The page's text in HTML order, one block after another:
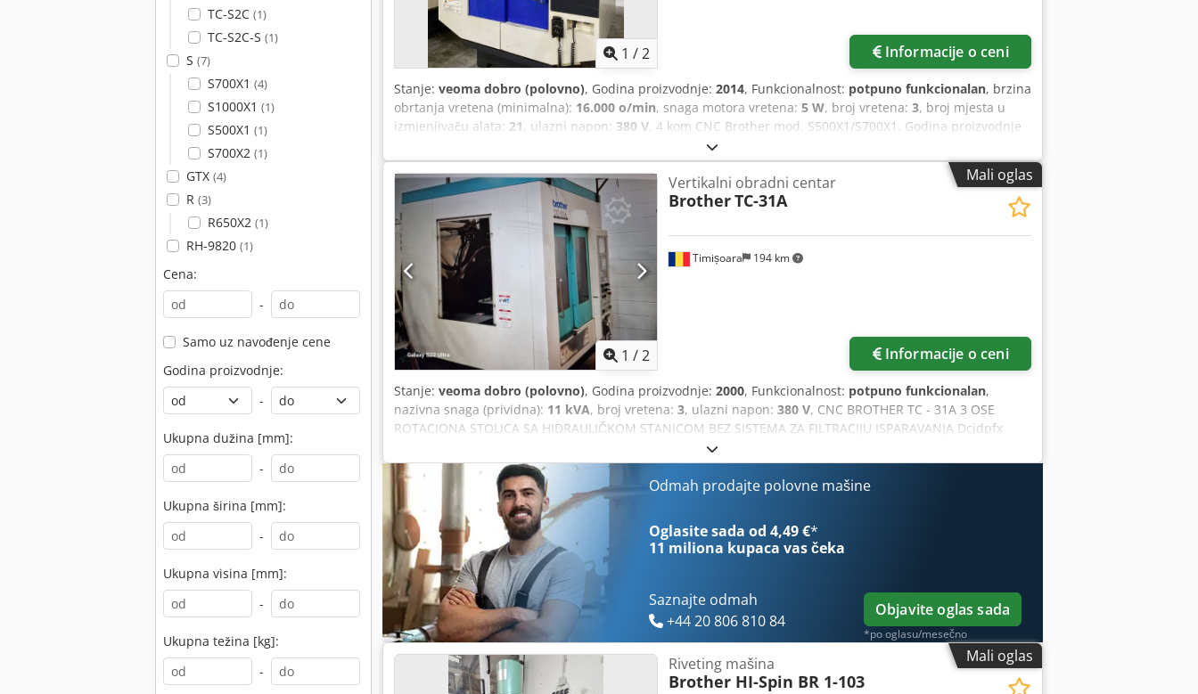
TC-S2C (1)
TC-S2C-S (1)
S (7)
S700X1 (4)
S1000X1 (1)
S500X1 (1)
S700X2 (1)
GTX (4)
R (3)
R650X2 (1)
RH-9820 (1)
Cena:
-
Samo uz navođenje cene
Godina proizvodnje:
-
Ukupna dužina [mm]:
-
Ukupna širina [mm]:
-
Ukupna visina [mm]:
-
Ukupna težina [kg]:
-
1 /2 Informacije o ceni
Stanje: veoma dobro (polovno), Godina proizvodnje: 2014, Funkcionalnost: potpuno funkcionalan, brzina
obrtanja vretena (minimalna): 16.000 o/min, snaga motora vretena: 5 W, broj vretena: 3, broj mjesta u
izmjenjivaču alata: 21, ulazni napon: 380 V, 4 kom CNC Brother mod. S500X1/S700X1. Godina proizvodnje
2014 1 KOM SA 3 OSE 1 KOM SA 4 OSE SA HIDRAULIČNOM STANICOM BEZ SISTEMA ZA FILTRACIJU
ISPARAVANJA Dcsdpfx Aeyap R Dsidsk 1 KOM SA 4 OSE SA HIDRAULIČNOM STANICOM SA SISTEMOM ZA
FILTRACIJU ISPARAVANJA
Mali oglas
1 /2
Timișoara 194 km
Vertikalni obradni centar
BrotherTC-31A
Informacije o ceni
Stanje: veoma dobro (polovno), Godina proizvodnje: 2000, Funkcionalnost: potpuno funkcionalan,
nazivna snaga (prividna): 11 kVA, broj vretena: 3, ulazni napon: 380 V, CNC BROTHER TC - 31A 3 OSE
ROTACIONA STOLICA SA HIDRAULIČKOM STANICOM BEZ SISTEMA ZA FILTRACIJU ISPARAVANJA Dcjdpfx
Odmah prodajte polovne mašine
Oglasite sada od 4,49 €*
11 miliona kupaca vas čeka
Saznajte odmah
+44 20 806 810 84
Objavite oglas sada
*po oglasu/mesečno
Mali oglas
Riveting mašina
Brother HI-Spin BR 1-103